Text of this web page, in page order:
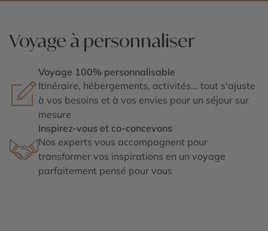
Voyage à personnaliser
Voyage 100% personnalisable
Itinéraire, hébergements, activités... tout s'ajuste
à vos besoins et à vos envies pour un séjour sur
mesure
Inspirez-vous et co-concevons
Nos experts vous accompagnent pour
transformer vos inspirations en un voyage
parfaitement pensé pour vous